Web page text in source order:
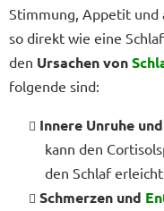
Stimmung, Appetit und
so direkt wie eine
den Ursachen von
folgende sind:
Innere Unruhe
kann den
den Schlaf
Schmerzen und